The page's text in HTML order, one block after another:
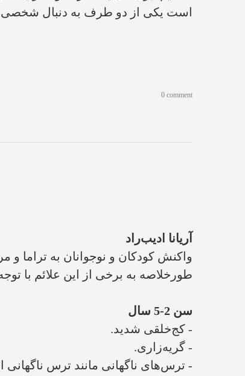
است یکی ‌از دو طرف به دنبال شخصی
0 comment
آریانا ادیب‌راد
واکنش کودکان و نوجوانان به تراما
طورخلاصه به برخی از این علائم با
سن 2-5 سال
- کج‌خلقی شدید.
- گریه‌زاری.
- ترس‌های ناگهانی مانند ترس ناگهانی